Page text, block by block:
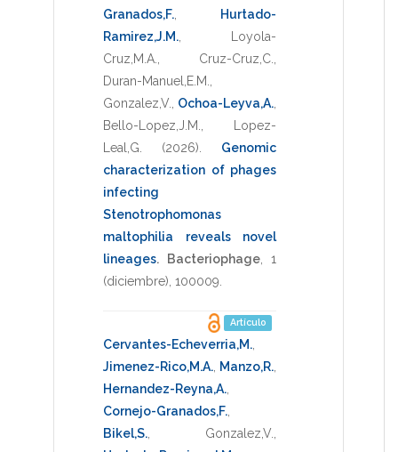
Granados,F.
Hurtado-
Ramirez,J.M.
Loyola-
Cruz,M.A.
Cruz-Cruz,C.
Duran-Manuel,E.M.
Gonzalez,V.
Ochoa-Leyva,A.
Bello-Lopez,J.M.
Lopez-
Leal,G.
(2026)
Genomic
characterization of phages
infecting
Stenotrophomonas
maltophilia reveals novel
lineages. Bacteriophage
1
(diciembre), 100009
Artículo
Cervantes-Echeverria,M.
Jimenez-Rico,M.A. Manzo,R.
Hernandez-Reyna,A.
Cornejo-Granados,F.
Bikel,S.
Gonzalez,V.